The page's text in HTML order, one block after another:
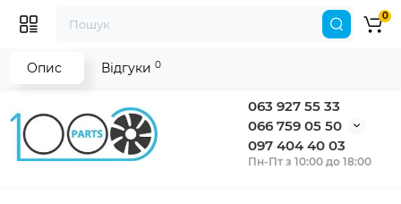
063 927 55 33
066 759 05 50
097 404 40 03
Пн-Пт з 10:00 до 18:00
0
Опис Відгуки 0